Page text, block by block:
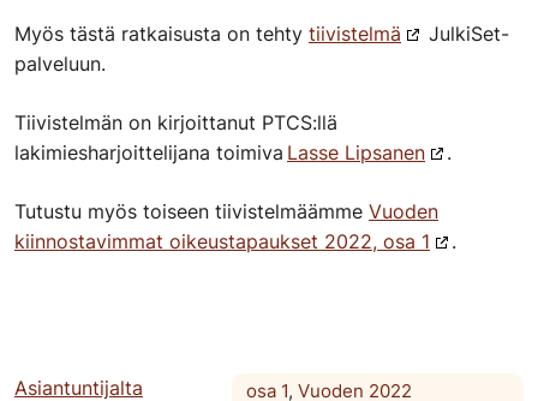
Myös tästä ratkaisusta on tehty tiivistelmä
JulkiSet-
palveluun.
Tiivistelmän on kirjoittanut PTCS:llä
lakimiesharjoittelijana toimiva Lasse Lipsanen .
Tutustu myös toiseen tiivistelmäämme Vuoden
kiinnostavimmat oikeustapaukset 2022, osa 1
.
Asiantuntijalta
osa 1,Vuoden 2022